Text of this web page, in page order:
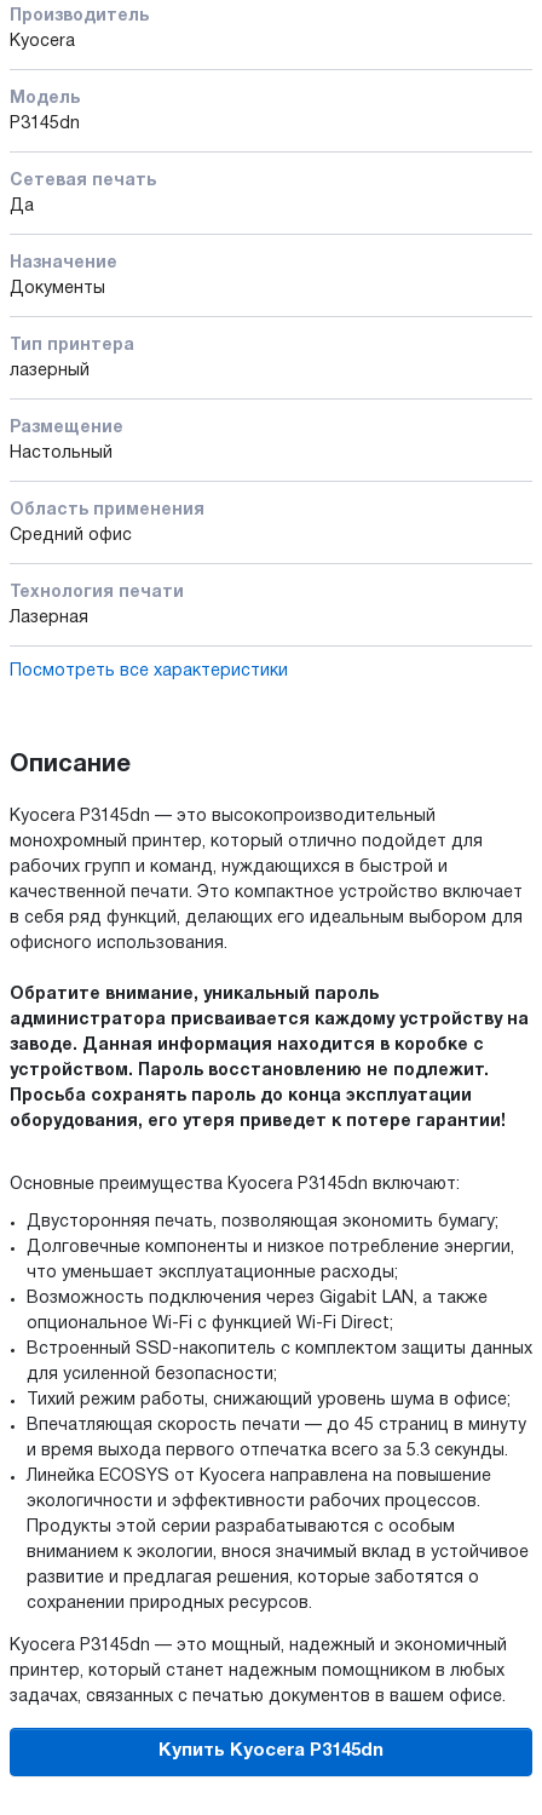
Производитель
Kyocera
Модель
P3145dn
Сетевая печать
Да
Назначение
Документы
Тип принтера
лазерный
Размещение
Настольный
Область применения
Средний офис
Технология печати
Лазерная
Посмотреть все характеристики
Описание
Kyocera P3145dn — это высокопроизводительный
монохромный принтер, который отлично подойдет для
рабочих групп и команд, нуждающихся в быстрой и
качественной печати. Это компактное устройство включает
в себя ряд функций, делающих его идеальным выбором для
офисного использования.
Обратите внимание, уникальный пароль
администратора присваивается каждому устройству на
заводе. Данная информация находится в коробке с
устройством. Пароль восстановлению не подлежит.
Просьба сохранять пароль до конца эксплуатации
оборудования, его утеря приведет к потере гарантии!
Основные преимущества Kyocera P3145dn включают:
Двусторонняя печать, позволяющая экономить бумагу;
Долговечные компоненты и низкое потребление энергии,
что уменьшает эксплуатационные расходы;
Возможность подключения через Gigabit LAN, а также
опциональное Wi-Fi с функцией Wi-Fi Direct;
Встроенный SSD-накопитель с комплектом защиты данных
для усиленной безопасности;
Тихий режим работы, снижающий уровень шума в офисе;
Впечатляющая скорость печати — до 45 страниц в минуту
и время выхода первого отпечатка всего за 5.3 секунды.
Линейка ECOSYS от Kyocera направлена на повышение
экологичности и эффективности рабочих процессов.
Продукты этой серии разрабатываются с особым
вниманием к экологии, внося значимый вклад в устойчивое
развитие и предлагая решения, которые заботятся о
сохранении природных ресурсов.
Kyocera P3145dn — это мощный, надежный и экономичный
принтер, который станет надежным помощником в любых
задачах, связанных с печатью документов в вашем офисе.
Купить Kyocera P3145dn